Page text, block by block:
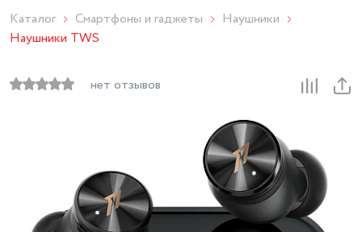
Каталог Смартфоны и гаджеты
Наушники
Наушники TWS
нет отзывов